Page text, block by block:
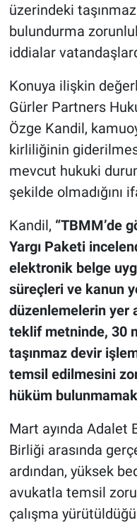
üzerindeki
bulundurma
iddialar
Konuya ilişkin
Gürler Partners
Özge Kandil,
kirliliğinin
mevcut hukuki
şekilde olmadığını
Kandil, “TBMM’de
Yargı Paketi
elektronik belge
süreçleri ve kanun
düzenlemelerin yer
teklif metninde, 30
taşınmaz devir
temsil edilmesini
hüküm
Mart ayında Adalet
Birliği arasında
ardından, yüksek
avukatla temsil
çalışma